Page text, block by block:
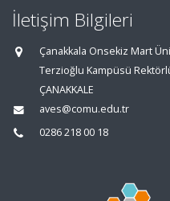
İletişim Bilgileri
Çanakkala Onsekiz Mart
Terzioğlu Kampüsü
ÇANAKKALE
aves@comu.edu.tr
0286 218 00 18